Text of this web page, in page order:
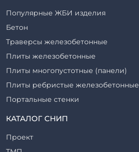
Популярные ЖБИ изделия
Бетон
Траверсы железобетонные
Плиты железобетонные
Плиты многопустотные (панели)
Плиты ребристые железобетонные
Портальные стенки
Прогоны железобетонные
Ригели железобетонные
КАТАЛОГ СНИП
Проект